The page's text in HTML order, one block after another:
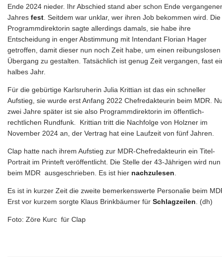
Ende 2024 nieder. Ihr Abschied stand aber schon Ende
Jahres fest . Seitdem war unklar, wer ihren Job bekommen wird. Die
Programmdirektorin sagte allerdings damals, sie habe ihre
Entscheidung in enger Abstimmung mit Intendant Florian Hager
getroffen, damit dieser nun noch Zeit habe, um einen reibungslosen
Übergang zu gestalten. Tatsächlich ist genug Zeit vergangen, fast
halbes Jahr.
Für die gebürtige Karlsruherin Julia Krittian ist das ein schneller
Aufstieg, sie wurde erst Anfang 2022 Chefredakteurin beim MDR.
zwei Jahre später ist sie also Programmdirektorin im öffentlich-
rechtlichen Rundfunk. Krittian tritt die Nachfolge von Holzner im
November 2024 an, der Vertrag hat eine Laufzeit von fünf Jahren.
Clap hatte nach ihrem Aufstieg zur MDR-Chefredakteurin ein Titel-
Portrait im Printeft veröffentlicht. Die Stelle der 43-Jährigen wird nun
beim MDR ausgeschrieben. Es ist hier nachzulesen
Es ist in kurzer Zeit die zweite bemerkenswerte Personalie beim
Erst vor kurzem sorgte Klaus Brinkbäumer für Schlagzeilen . (dh)
Foto: Zöre Kurc für Clap